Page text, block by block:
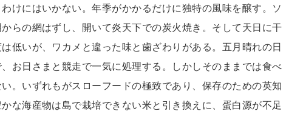
けにはいかない。年季がかかるだけに独特の風味を醸す。ソ
らの網はずし、開いて炎天下での炭火焼き。そして天日に干
低いが、ワカメと違った味と歯ざわりがある。五月晴れの日
お日さまと競走で一気に処理する。しかしそのままでは食べ
。いずれもがスローフードの極致であり、保存のための英知
な海産物は島で栽培できない米と引き換えに、蛋白源が不足